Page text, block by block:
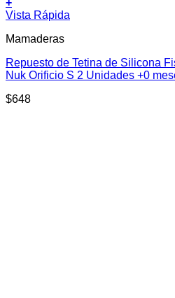
Vista Rápida
Mamaderas
Repuesto de Tetina de Silicona
Nuk Orificio S 2 Unidades +0
$648